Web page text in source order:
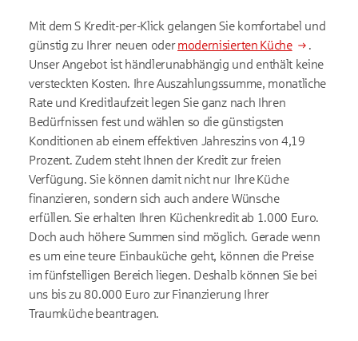
Mit dem S Kredit-per-Klick gelangen Sie komfortabel und
günstig zu Ihrer neuen odermodernisierten Küche
.
Unser Angebot ist händlerunabhängig und enthält keine
versteckten Kosten. Ihre Auszahlungssumme, monatliche
Rate und Kreditlaufzeit legen Sie ganz nach Ihren
Bedürfnissen fest und wählen so die günstigsten
Konditionen ab einem effektiven Jahreszins von 4,19
Prozent. Zudem steht Ihnen der Kredit zur freien
Verfügung. Sie können damit nicht nur Ihre Küche
finanzieren, sondern sich auch andere Wünsche
erfüllen. Sie erhalten Ihren Küchenkredit ab 1.000 Euro.
Doch auch höhere Summen sind möglich. Gerade wenn
es um eine teure Einbauküche geht, können die Preise
im fünfstelligen Bereich liegen. Deshalb können Sie bei
uns bis zu 80.000 Euro zur Finanzierung Ihrer
Traumküche beantragen.